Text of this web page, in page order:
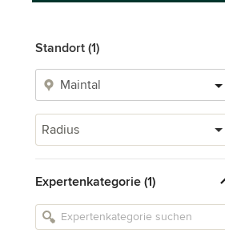
Standort (1)
Radius
Expertenkategorie (1)